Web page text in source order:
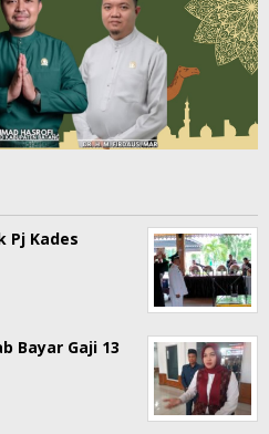
Pj Kades
Bayar Gaji 13